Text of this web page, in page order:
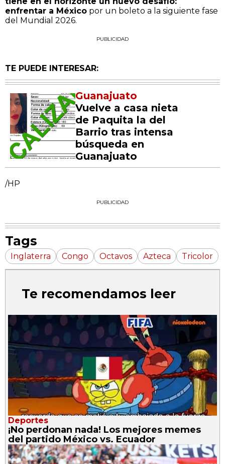
enfrentar a México por un boleto a la siguiente fase
del Mundial 2026.
PUBLICIDAD
TE PUEDE INTERESAR:
Guanajuato
Vuelve a casa nieta
de Paquita la del
Barrio tras intensa
búsqueda en
Guanajuato
/HP
PUBLICIDAD
Tags
Inglaterra Congo Octavos Azteca Tricolor
Te recomendamos leer
Deportes
¡No perdonan nada! Los mejores memes
del partido México vs. Ecuador